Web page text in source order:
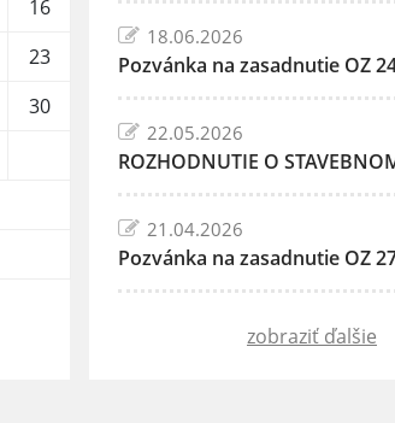
16
23
30
18.06.2026
Pozvánka na zasadnutie OZ
22.05.2026
ROZHODNUTIE O
21.04.2026
Pozvánka na zasadnutie OZ
zobraziť ďalšie